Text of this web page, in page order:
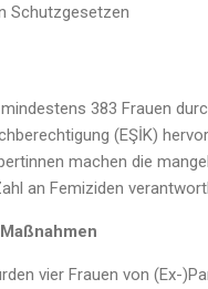
Schutzgesetzen
383 Frauen
(EŞİK)
machen die
an Femiziden
vier Frauen von (Ex-